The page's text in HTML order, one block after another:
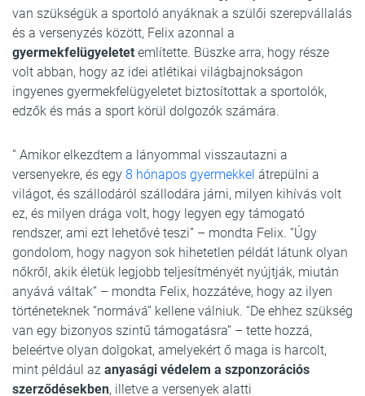
van szükségük a sportoló anyáknak a szülői szerepvállalás
és a versenyzés között, Felix azonnal a
gyermekfelügyeletet említette. Büszke arra, hogy része
volt abban, hogy az idei atlétikai világbajnokságon
ingyenes gyermekfelügyeletet biztosítottak a sportolók,
edzők és más a sport körül dolgozók számára.
” Amikor elkezdtem a lányommal visszautazni a
versenyekre, és egy 8 hónapos gyermekkel átrepülni a
világot, és szállodáról szállodára járni, milyen kihívás volt
ez, és milyen drága volt, hogy legyen egy támogató
rendszer, ami ezt lehetővé teszi” – mondta Felix. “Úgy
gondolom, hogy nagyon sok hihetetlen példát látunk olyan
nőkről, akik életük legjobb teljesítményét nyújtják, miután
anyává váltak” – mondta Felix, hozzátéve, hogy az ilyen
történeteknek “normává” kellene válniuk. “De ehhez szükség
van egy bizonyos szintű támogatásra” – tette hozzá,
beleértve olyan dolgokat, amelyekért ő maga is harcolt,
mint például az anyasági védelem a szponzorációs
szerződésekben, illetve a versenyek alatti